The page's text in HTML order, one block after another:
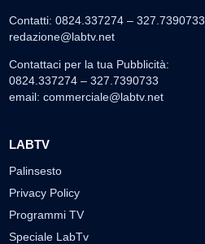
Contatti: 0824.337274 – 327.7390733
redazione@labtv.net
Contattaci per la tua Pubblicità:
0824.337274 – 327.7390733
email: commerciale@labtv.net
LABTV
Palinsesto
Privacy Policy
Programmi TV
Speciale LabTv